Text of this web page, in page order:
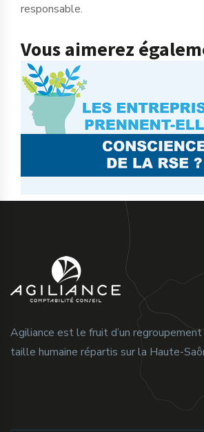
responsable.
Vous aimerez
Agiliance est le fruit d’un
taille humaine répartis sur la Haute-